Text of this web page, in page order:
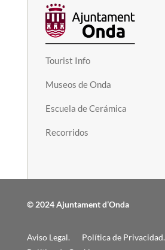
Tourist Info
Museos de Onda
Escuela de Cerámica
Recorridos
© 2024 Ajuntament d’Onda
Aviso Legal.
Política de Privacidad.